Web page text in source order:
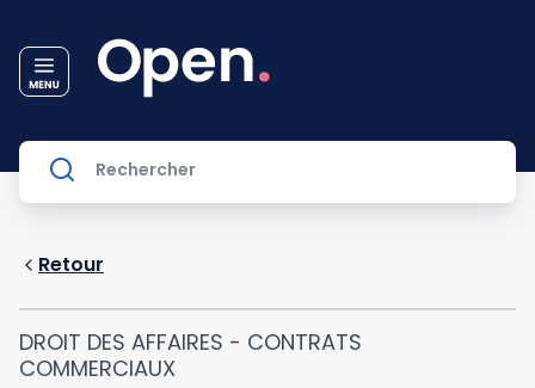
Retour
DROIT DES AFFAIRES - CONTRATS
COMMERCIAUX